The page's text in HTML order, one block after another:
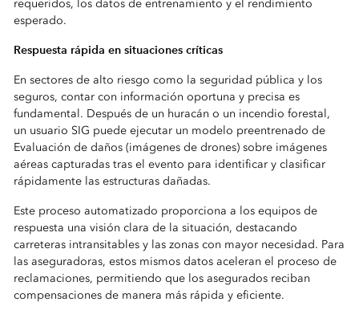
requeridos, los datos de entrenamiento y el rendimiento
esperado.
Respuesta rápida en situaciones críticas
En sectores de alto riesgo como la seguridad pública y los
seguros, contar con información oportuna y precisa es
fundamental. Después de un huracán o un incendio forestal,
un usuario SIG puede ejecutar un modelo preentrenado de
Evaluación de daños (imágenes de drones) sobre imágenes
aéreas capturadas tras el evento para identificar y clasificar
rápidamente las estructuras dañadas.
Este proceso automatizado proporciona a los equipos de
respuesta una visión clara de la situación, destacando
carreteras intransitables y las zonas con mayor necesidad. Para
las aseguradoras, estos mismos datos aceleran el proceso de
reclamaciones, permitiendo que los asegurados reciban
compensaciones de manera más rápida y eficiente.